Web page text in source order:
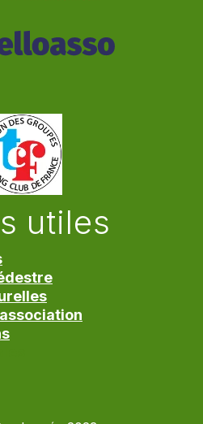
utiles